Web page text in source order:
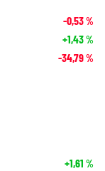
-0,53%
+1,43%
-34,79%
+1,61 %